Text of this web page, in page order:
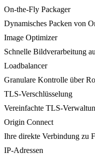
On-the-Fly Packager
Dynamisches Packen von
Image Optimizer
Schnelle Bildverarbeitung
Loadbalancer
Granulare Kontrolle über
TLS-Verschlüsselung
Vereinfachte TLS-
Origin Connect
Ihre direkte Verbindung zu
IP-Adressen